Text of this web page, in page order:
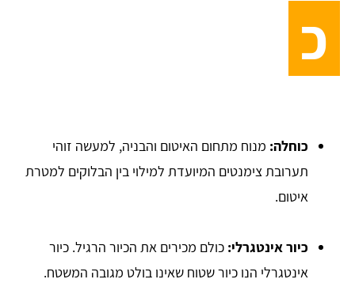
כ
כוחלה: מנוח מתחום האיטום והבניה, למעשה זוהי
תערובת צימנטים המיועדת למילוי בין הבלוקים למטרת
איטום.
כיור אינטגרלי: כולם מכירים את הכיור הרגיל. כיור
אינטגרלי הנו כיור שטוח שאינו בולט מגובה המשטח.